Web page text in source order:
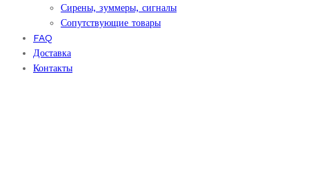
Сирены, зуммеры, сигналы
Сопутствующие товары
FAQ
Доставка
Контакты